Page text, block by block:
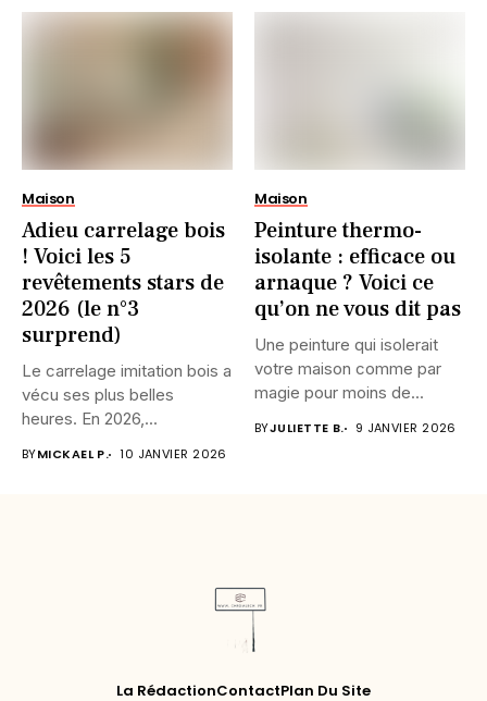
Maison
Adieu carrelage bois
! Voici les 5
revêtements stars de
2026 (le n°3
surprend)
Le carrelage imitation bois a
vécu ses plus belles
heures. En 2026,...
BYMICKAEL P. 10 JANVIER 2026
Maison
Peinture thermo-
isolante : efficace ou
arnaque ? Voici ce
qu’on ne vous dit pas
Une peinture qui isolerait
votre maison comme par
magie pour moins de...
BYJULIETTE B. 9 JANVIER 2026
La RédactionContactPlan Du Site